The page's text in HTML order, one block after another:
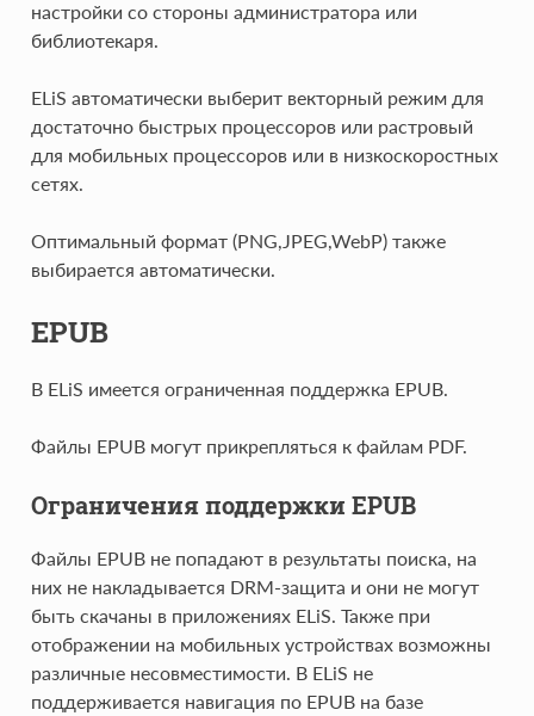
настройки со стороны администратора или
библиотекаря.
ELiS автоматически выберит векторный режим для
достаточно быстрых процессоров или растровый
для мобильных процессоров или в низкоскоростных
сетях.
Оптимальный формат (PNG,JPEG,WebP) также
выбирается автоматически.
EPUB
В ELiS имеется ограниченная поддержка EPUB.
Файлы EPUB могут прикрепляться к файлам PDF.
Ограничения поддержки EPUB
Файлы EPUB не попадают в результаты поиска, на
них не накладывается DRM-защита и они не могут
быть скачаны в приложениях ELiS. Также при
отображении на мобильных устройствах возможны
различные несовместимости. В ELiS не
поддерживается навигация по EPUB на базе